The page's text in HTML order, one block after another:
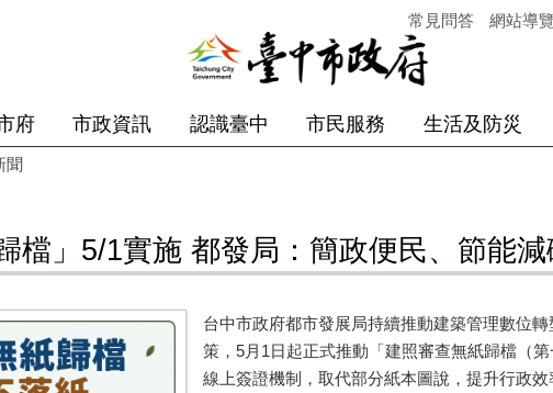
常見問答 網站導
府 市政資訊 認識臺中 市民服務 生活及防災
聞
檔」5/1實施 都發局：簡政便民、節能減
台中市政府都市發展局持續推動建築管理數位
策，5月1日起正式推動「建照審查無紙歸檔（
線上簽證機制，取代部分紙本圖說，提升行政